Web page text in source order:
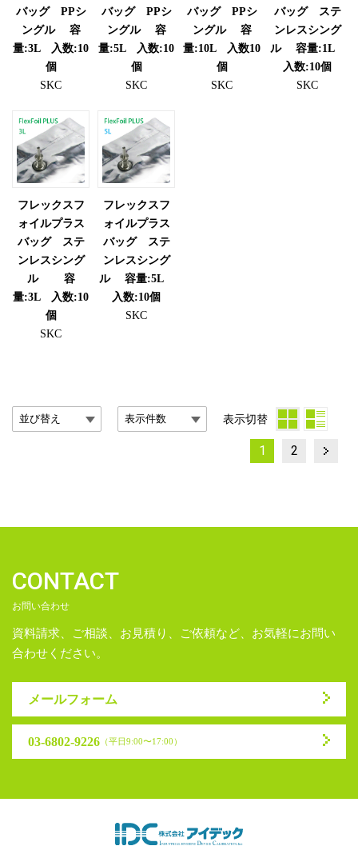
バッグ PPシ
ングル 容
量:3L 入数:10
個
SKC
バッグ PPシ
ングル 容
量:5L 入数:10
個
SKC
バッグ PPシ
ングル 容
量:10L 入数10
個
SKC
バッグ ステ
ンレスシング
ル 容量:1L
入数:10個
SKC
フレックスフ
ォイルプラス
バッグ ステ
ンレスシング
ル 容
量:3L 入数:10
個
SKC
フレックスフ
ォイルプラス
バッグ ステ
ンレスシング
ル 容量:5L
入数:10個
SKC
表示切替
投
Page
1 Page
2
CONTACT
お問い合わせ
資料請求、ご相談、お見積り、ご依頼など、お気軽にお問い
合わせください。
メールフォーム
03-6802-9226 （平日9:00〜17:00）